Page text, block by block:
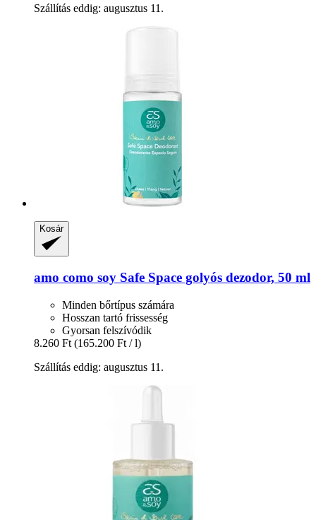
Szállítás eddig: augusztus 11.
Kosár
amo como soy Safe Space golyós dezodor, 50 ml
Minden bőrtípus számára
Hosszan tartó frissesség
Gyorsan felszívódik
8.260 Ft (165.200 Ft / l)
Szállítás eddig: augusztus 11.